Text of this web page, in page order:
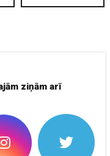
ziņām arī